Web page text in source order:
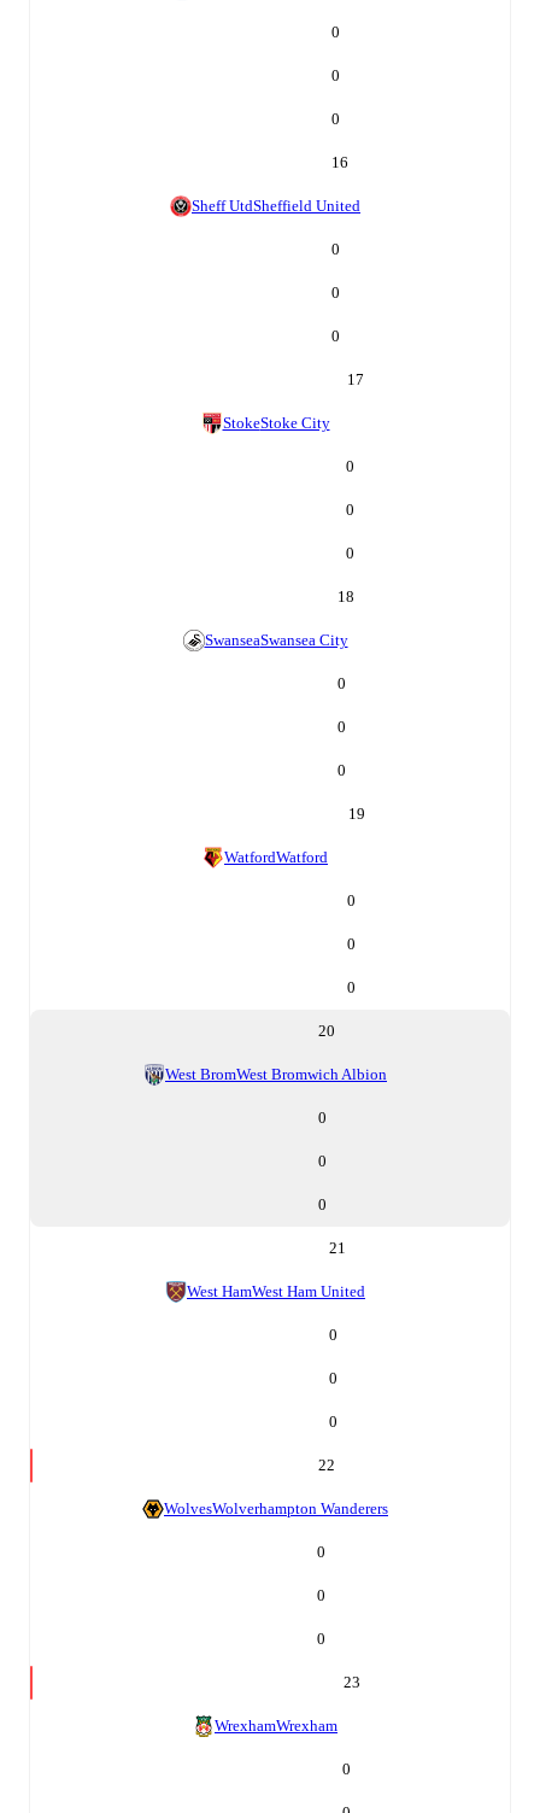
0
0
0
16
Sheff UtdSheffield United
0
0
0
17
StokeStoke City
0
0
0
18
SwanseaSwansea City
0
0
0
19
WatfordWatford
0
0
0
20
West BromWest Bromwich Albion
0
0
0
21
West HamWest Ham United
0
0
0
22
WolvesWolverhampton Wanderers
0
0
0
23
WrexhamWrexham
0